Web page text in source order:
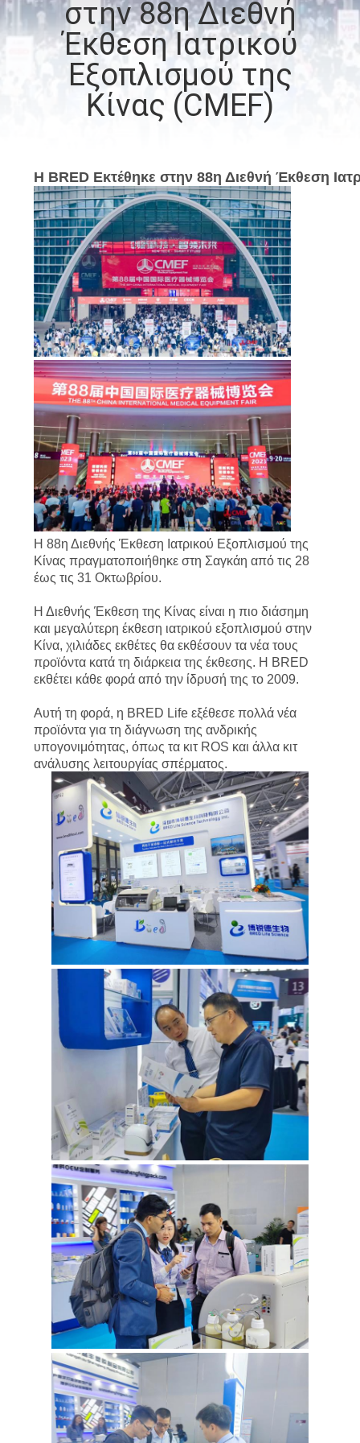
ΠΟΙΟΤΙΚΌΣ
ΈΛΕΓΧΟΣ
ΕΠΑΦΉ
ΕΙΔΉΣΕΙΣ
ΖΗΤΉΣΤΕ
ΈΝΑ
ΑΠΌΣΠΑΣΜΑ
SITEMAP
PRIVACY
POLICY
στην 88η Διεθνή
Έκθεση Ιατρικού
Εξοπλισμού της
Κίνας (CMEF)
Η BRED Εκτέθηκε στην 88η Διεθνή Έκθεση
Η 88η Διεθνής Έκθεση Ιατρικού Εξοπλισμού της
Κίνας πραγματοποιήθηκε στη Σαγκάη από τις 28
έως τις 31 Οκτωβρίου.
Η Διεθνής Έκθεση της Κίνας είναι η πιο διάσημη
και μεγαλύτερη έκθεση ιατρικού εξοπλισμού στην
Κίνα, χιλιάδες εκθέτες θα εκθέσουν τα νέα τους
προϊόντα κατά τη διάρκεια της έκθεσης. Η BRED
εκθέτει κάθε φορά από την ίδρυσή της το 2009.
Αυτή τη φορά, η BRED Life εξέθεσε πολλά νέα
προϊόντα για τη διάγνωση της ανδρικής
υπογονιμότητας, όπως τα κιτ ROS και άλλα κιτ
ανάλυσης λειτουργίας σπέρματος.